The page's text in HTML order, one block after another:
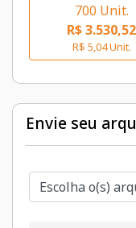
700 Unit.
R$ 3.530,52
R$ 5,04 Unit.
Envie seu
Escolha o(s)